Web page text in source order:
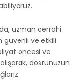
uzman cerrahi
güvenli ve etkili
öncesi ve
dostunuzun